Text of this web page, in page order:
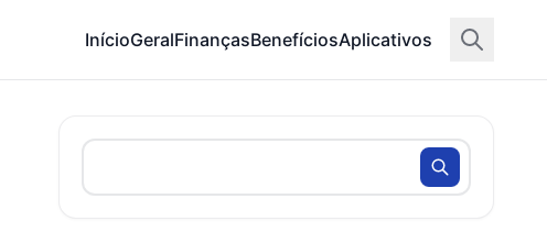
InícioGeralFinançasBenefíciosAplicativos